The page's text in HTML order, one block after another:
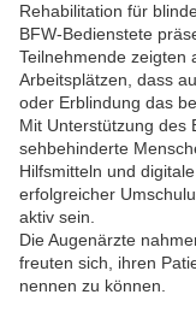
Rehabilitation für
BFW-Bedienstete
Teilnehmende zeigten
Arbeitsplätzen, dass
oder Erblindung das
Mit Unterstützung des
sehbehinderte
Hilfsmitteln und
erfolgreicher
aktiv sein.
Die Augenärzte
freuten sich, ihren
nennen zu können.